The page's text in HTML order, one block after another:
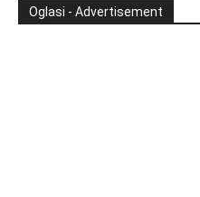
Oglasi - Advertisement